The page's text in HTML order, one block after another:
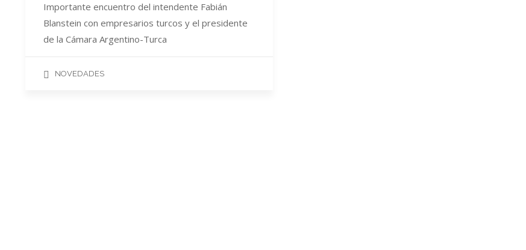
Importante encuentro del intendente Fabián
Blanstein con empresarios turcos y el presidente
de la Cámara Argentino-Turca
NOVEDADES